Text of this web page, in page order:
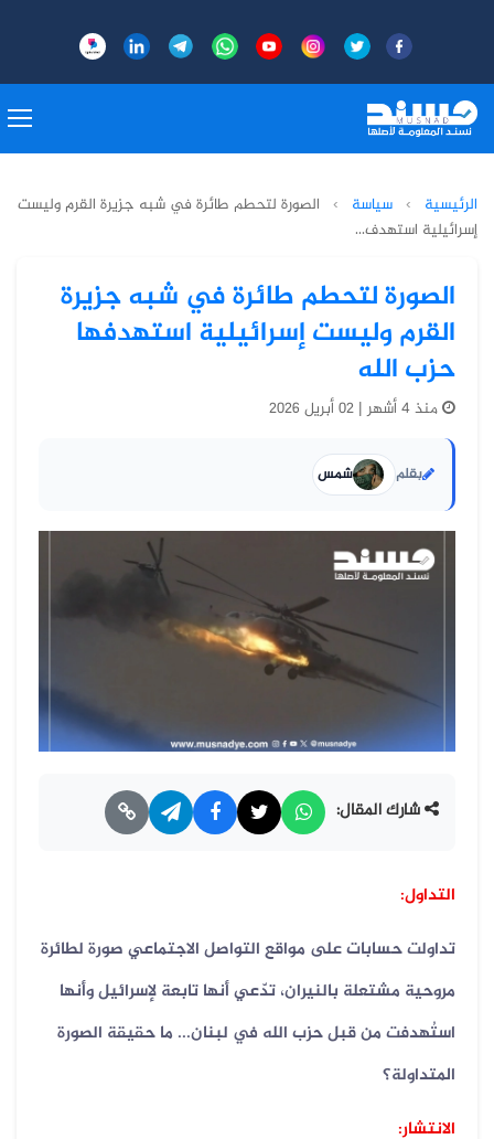
الرئيسية › سياسة › الصورة لتحطم طائرة في شبه جزيرة القرم وليست
إسرائيلية استهدف...
الصورة لتحطم طائرة في شبه جزيرة
القرم وليست إسرائيلية استهدفها
حزب الله
منذ 4 أشهر | 02 أبريل 2026
بقلم شمس
شارك المقال:
التداول:
تداولت حسابات على مواقع التواصل الاجتماعي صورة لطائرة
مروحية مشتعلة بالنيران، تدّعي أنها تابعة لإسرائيل وأنها
استُهدفت من قبل حزب الله في لبنان... ما حقيقة الصورة
المتداولة؟
الانتشار: